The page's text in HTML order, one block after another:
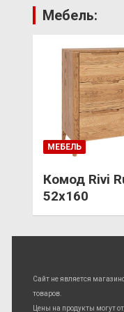
Мебель:
МЕБЕЛЬ
Комод Rivi
52х160
Сайт не является
товаров.
Цены на продукты могут